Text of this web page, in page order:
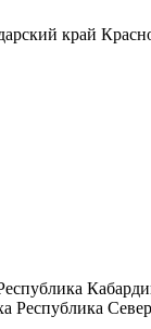
край
Республика